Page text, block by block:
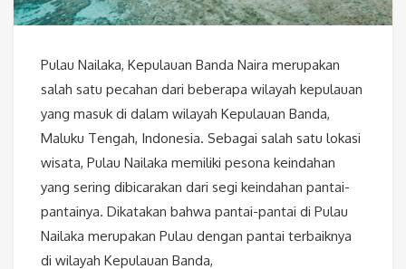
Pulau Nailaka, Kepulauan Banda Naira merupakan
salah satu pecahan dari beberapa wilayah kepulauan
yang masuk di dalam wilayah Kepulauan Banda,
Maluku Tengah, Indonesia. Sebagai salah satu lokasi
wisata, Pulau Nailaka memiliki pesona keindahan
yang sering dibicarakan dari segi keindahan pantai-
pantainya. Dikatakan bahwa pantai-pantai di Pulau
Nailaka merupakan Pulau dengan pantai terbaiknya
di wilayah Kepulauan Banda,